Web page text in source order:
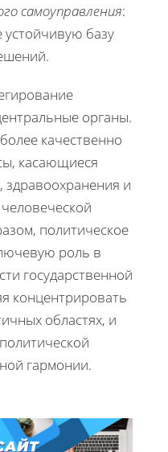
самоуправления:
базу
органы.
качественно
касающиеся
и
политическое
роль в
государственной
концентрировать
областях, и
гармонии.